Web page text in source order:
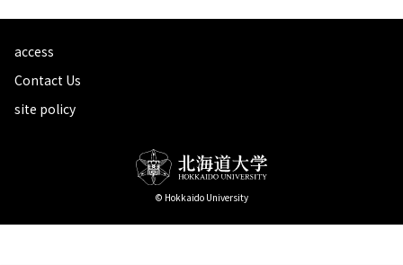
access
Contact Us
site policy
© Hokkaido University